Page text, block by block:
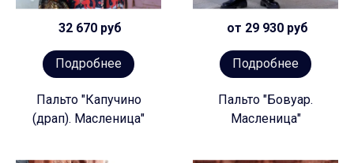
32 670 руб
Подробнее
Пальто "Капучино
(драп). Масленица"
от 29 930 руб
Подробнее
Пальто "Бовуар.
Масленица"